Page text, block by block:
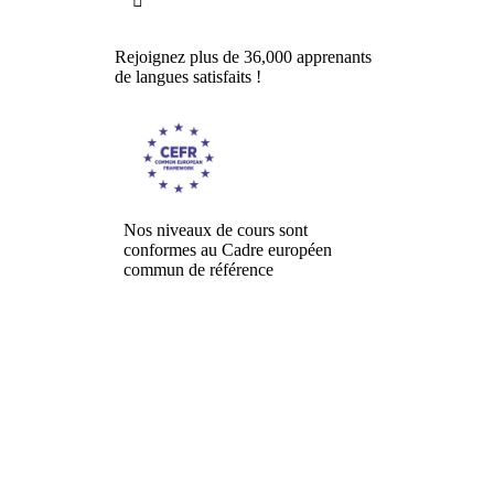
Rejoignez plus de 36,000 apprenants
de langues satisfaits !
Nos niveaux de cours sont
conformes au Cadre européen
commun de référence